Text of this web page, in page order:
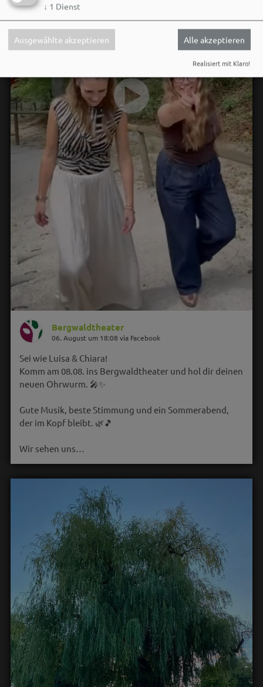
Bergwaldtheater
06. August um 18:08 via Facebook
Sei wie Luisa & Chiara!
Komm am 08.08. ins Bergwaldtheater und hol dir deinen
neuen Ohrwurm. 🎤✨
Gute Musik, beste Stimmung und ein Sommerabend,
der im Kopf bleibt. 🌿🎵
Wir sehen uns…
↓ 1 Dienst
Ausgewählte akzeptieren Alle akzeptieren
Realisiert mit Klaro!